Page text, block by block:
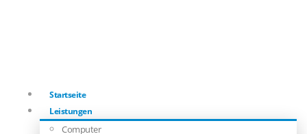
Startseite
Leistungen
Computer